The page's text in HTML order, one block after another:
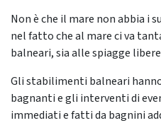
Non è che il mare non abbia i
nel fatto che al mare ci va
balneari, sia alle spiagge
Gli stabilimenti balneari
bagnanti e gli interventi di
immediati e fatti da bagnini